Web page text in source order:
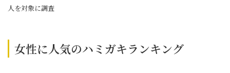
人を対象に調査
女性に人気のハミガキランキング